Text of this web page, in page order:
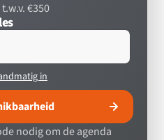
€350
in
nodig om de agenda